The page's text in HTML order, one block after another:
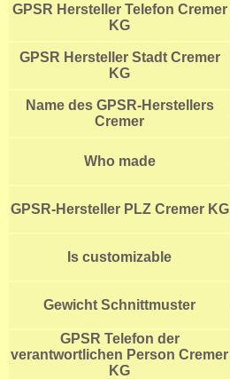
GPSR Hersteller Telefon Cremer
KG
GPSR Hersteller Stadt Cremer
KG
Name des GPSR-Herstellers
Cremer
Who made
GPSR-Hersteller PLZ Cremer KG
Is customizable
Gewicht Schnittmuster
GPSR Telefon der
verantwortlichen Person Cremer
KG